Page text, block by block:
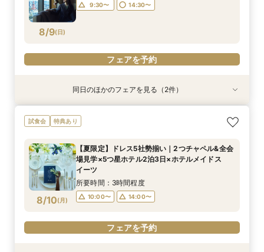
8/9(日)
9:30〜 14:30〜
フェアを予約
特典あり
8/9(日)
午前中の見学がお勧め☆【ご家族や近しい方との
ご家族婚をご検討の方へ！オークラ人気の逸品無
所要時間：3時間程度
9:30〜
フェアを予約
特典あり
8/9(日)
神前式や和装にご興味ある方必見！【国賓も迎え
る60年以上続く歴史あるホテルで伝統美を体
園体感和婚フェア
所要時間：3時間程度
9:30〜
フェアを予約
同日のほかのフェアを見る（2件）
試食会 特典あり
8/10(月)
【夏限定】ドレス5社勢揃い｜2つチャペル&全会
場見学×5つ星ホテル2泊3日×ホテルメイドス
イーツ
所要時間：3時間程度
10:00〜 14:00〜
フェアを予約